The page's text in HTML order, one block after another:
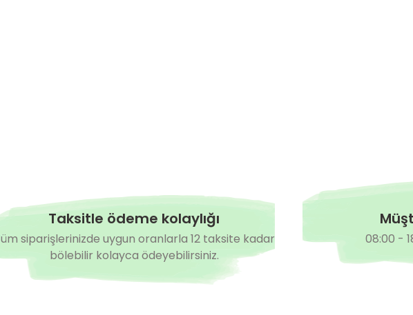
Taksitle ödeme kolaylığı
siparişlerinizde uygun oranlarla 12 taksite kadar
bölebilir kolayca ödeyebilirsiniz.
08:00 -